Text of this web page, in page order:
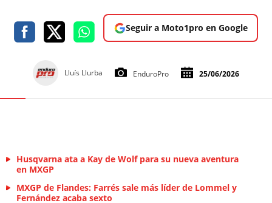
Seguir a Moto1pro en Google
Lluís Llurba EnduroPro 25/06/2026
Husqvarna ata a Kay de Wolf para su nueva aventura
en MXGP
MXGP de Flandes: Farrés sale más líder de Lommel y
Fernández acaba sexto